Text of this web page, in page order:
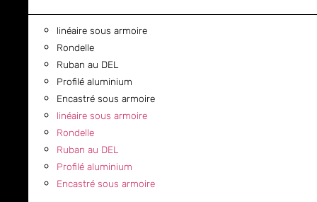
linéaire sous armoire
Rondelle
Ruban au DEL
Profilé aluminium
Encastré sous armoire
linéaire sous armoire
Rondelle
Ruban au DEL
Profilé aluminium
Encastré sous armoire